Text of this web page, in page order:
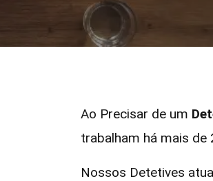
Ao Precisar de um
trabalham há mais de
Nossos Detetives